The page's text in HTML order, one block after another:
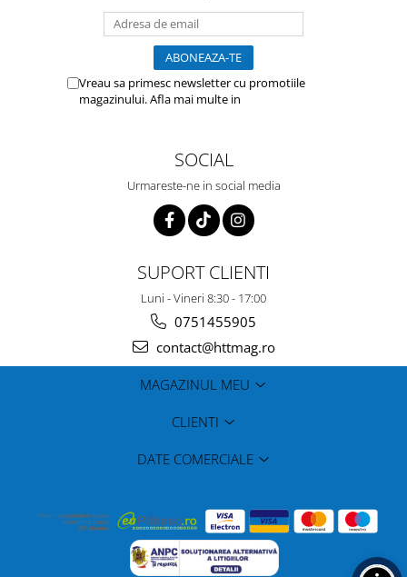
Vreau sa primesc newsletter cu promotiile
magazinului. Afla mai multe in
SOCIAL
Urmareste-ne in social media
SUPORT CLIENTI
Luni - Vineri 8:30 - 17:00
0751455905
contact@httmag.ro
MAGAZINUL MEU
CLIENTI
DATE COMERCIALE